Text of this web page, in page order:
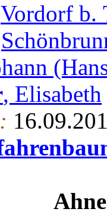
Vordorf b.
, Elisabeth